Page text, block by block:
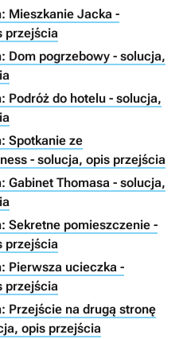
Mieszkanie Jacka -
przejścia
Dom pogrzebowy - solucja,
Podróż do hotelu - solucja,
Spotkanie ze
- solucja, opis przejścia
Gabinet Thomasa - solucja,
Sekretne pomieszczenie -
przejścia
Pierwsza ucieczka -
przejścia
Przejście na drugą stronę
opis przejścia